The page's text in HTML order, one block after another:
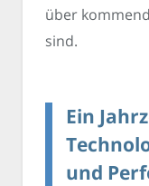
über
sind.
Ein
und